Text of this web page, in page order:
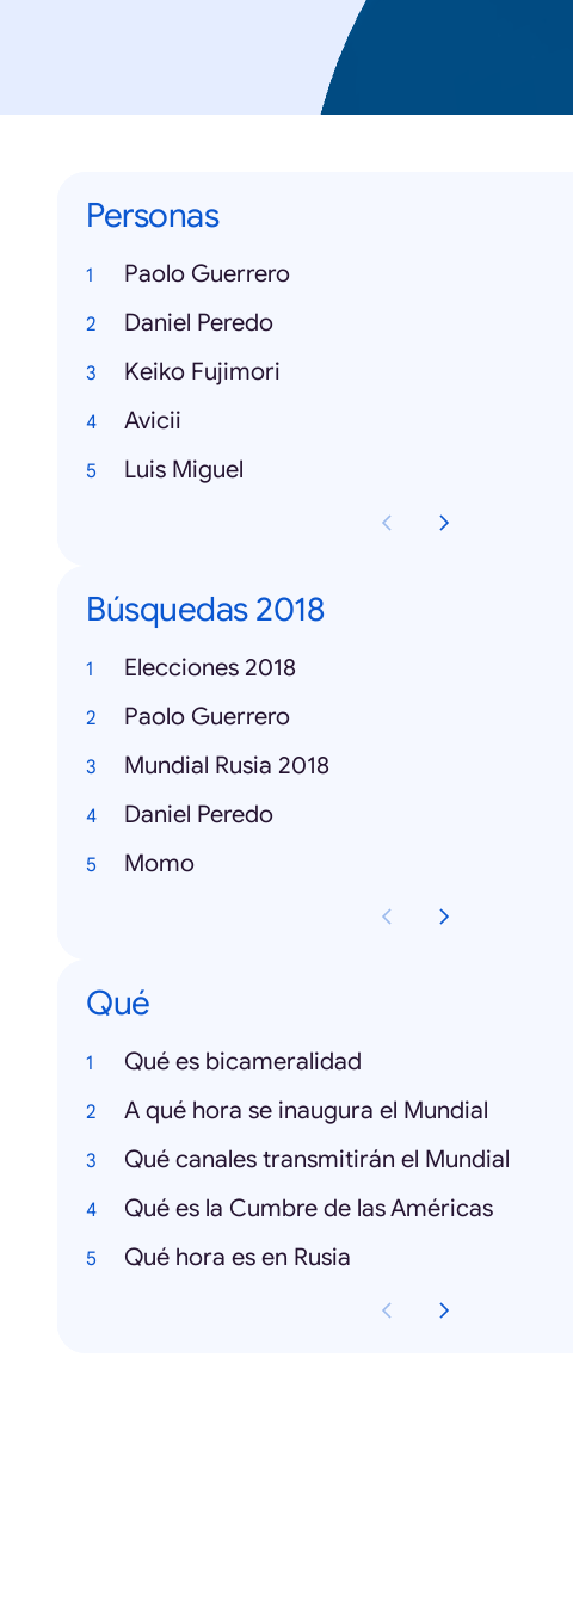
Personas
Paolo Guerrero
Daniel Peredo
Keiko Fujimori
Avicii
Luis Miguel
Búsquedas 2018
Elecciones 2018
Paolo Guerrero
Mundial Rusia 2018
Daniel Peredo
Momo
Qué
Qué es bicameralidad
A qué hora se inaugura el Mundial
Qué canales transmitirán el Mundial
Qué es la Cumbre de las Américas
Qué hora es en Rusia